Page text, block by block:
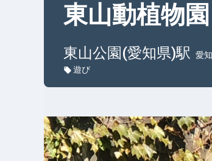
東山動植物園
東山公園(愛知県)駅
愛
遊び